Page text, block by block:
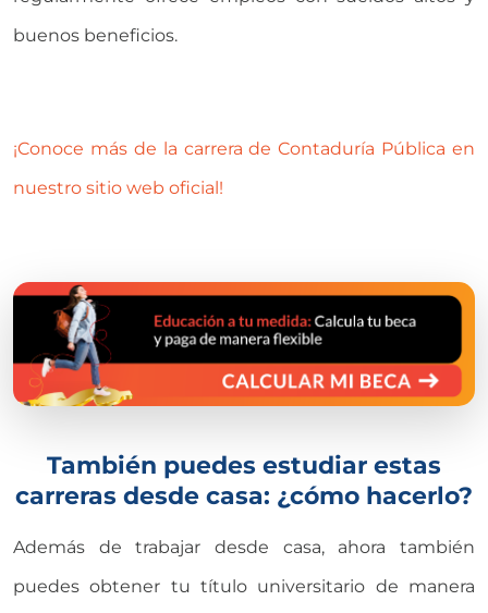
buenos beneficios.
¡Conoce más de la carrera de Contaduría Pública en
nuestro sitio web oficial!
También puedes estudiar estas
carreras desde casa: ¿cómo hacerlo?
Además de trabajar desde casa, ahora también
puedes obtener tu título universitario de manera